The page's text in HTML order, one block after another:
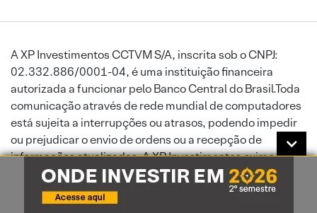
A XP Investimentos CCTVM S/A, inscrita sob o CNPJ:
02.332.886/0001-04, é uma instituição financeira
autorizada a funcionar pelo Banco Central do Brasil.Toda
comunicação através de rede mundial de computadores
está sujeita a interrupções ou atrasos, podendo impedir
ou prejudicar o envio de ordens ou a recepção de
informações atualizadas. A XP Investimentos exime-se de
responsabilidade por danos sofridos por seus clientes,
por força de falha de serviços disponibilizados por
terceiros. A XP Investimentos CCTVM S/A é instituição